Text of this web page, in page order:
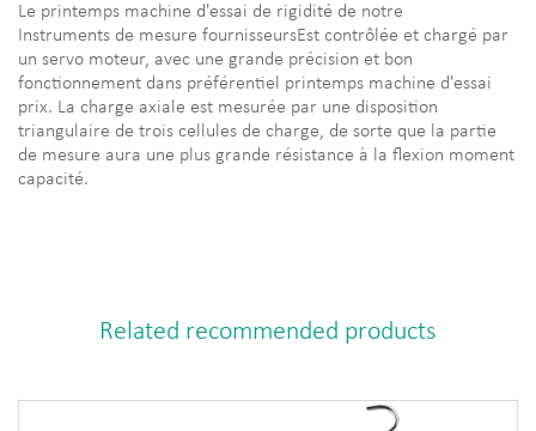
Le printemps machine d'essai de rigidité de notre
Instruments de mesure fournisseursEst contrôlée et chargé par
un servo moteur, avec une grande précision et bon
fonctionnement dans préférentiel printemps machine d'essai
prix. La charge axiale est mesurée par une disposition
triangulaire de trois cellules de charge, de sorte que la partie
de mesure aura une plus grande résistance à la flexion moment
capacité.
Related recommended products